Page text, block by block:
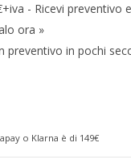
- Ricevi preventivo
ora »
preventivo in pochi
o Klarna è di 149€